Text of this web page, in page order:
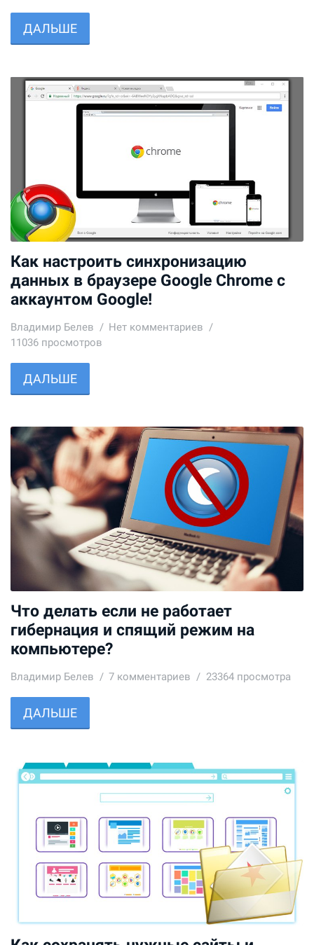
ДАЛЬШЕ
Как настроить синхронизацию
данных в браузере Google Chrome с
аккаунтом Google!
Владимир Белев
Нет комментариев
11036 просмотров
ДАЛЬШЕ
Что делать если не работает
гибернация и спящий режим на
компьютере?
Владимир Белев 7 комментариев 23364 просмотра
ДАЛЬШЕ